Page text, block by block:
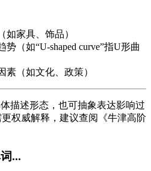
如家具、饰品）
（如“U-shaped curve”指U形曲
素（如文化、政策）
体描述形态，也可抽象表达影响过
权威解释，建议查阅《牛津高阶
...